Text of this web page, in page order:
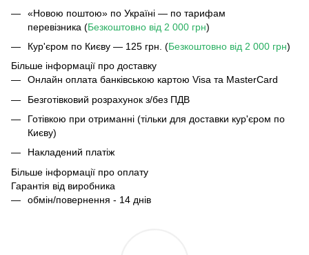
«Новою поштою» по Україні — по тарифам
перевізника (Безкоштовно від 2 000 грн)
Кур'єром по Києву — 125 грн. (Безкоштовно від 2 000 грн)
Більше інформації про доставку
Онлайн оплата банківською картою Visa та MasterCard
Безготівковий розрахунок з/без ПДВ
Готівкою при отриманні (тільки для доставки кур'єром по
Києву)
Накладений платіж
Більше інформації про оплату
Гарантія від виробника
обмін/повернення - 14 днів